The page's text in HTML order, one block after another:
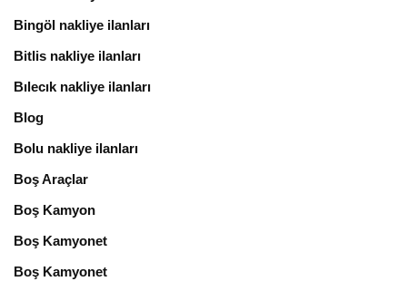
Bingöl nakliye ilanları
Bitlis nakliye ilanları
Bılecık nakliye ilanları
Blog
Bolu nakliye ilanları
Boş Araçlar
Boş Kamyon
Boş Kamyonet
Boş Kamyonet